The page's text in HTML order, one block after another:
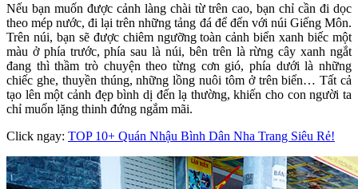
Nếu bạn muốn được cảnh làng chài từ trên cao, bạn chỉ cần đi dọc
theo mép nước, đi lại trên những tảng đá để đến với núi Giếng Môn.
Trên núi, bạn sẽ được chiêm ngưỡng toàn cảnh biển xanh biếc một
màu ở phía trước, phía sau là núi, bên trên là rừng cây xanh ngắt
đang thì thầm trò chuyện theo từng cơn gió, phía dưới là những
chiếc ghe, thuyền thúng, những lồng nuôi tôm ở trên biển… Tất cả
tạo lên một cảnh đẹp bình dị đến lạ thường, khiến cho con người ta
chỉ muốn lặng thinh đứng ngắm mãi.
Click ngay: TOP 10+ Quán Nhậu Bình Dân Nha Trang Siêu Rẻ!